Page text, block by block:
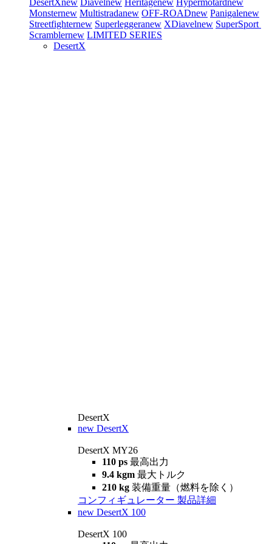
DesertXnew Diavelnew Heritagenew Hypermotardnew
Monsternew Multistradanew OFF-ROADnew Panigalenew
Streetfighternew Superleggeranew XDiavelnew SuperSport
Scramblernew LIMITED SERIES
DesertX
DesertX
new DesertX
DesertX MY26
110 ps 最高出力
9.4 kgm 最大トルク
210 kg 装備重量（燃料を除く）
コンフィギュレーター 製品詳細
new DesertX 100
DesertX 100